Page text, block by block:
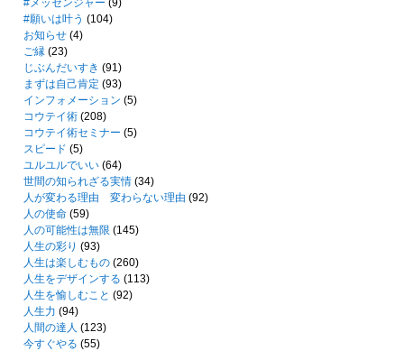
#願いは叶う (104)
お知らせ (4)
ご縁 (23)
じぶんだいすき (91)
まずは自己肯定 (93)
インフォメーション (5)
コウテイ術 (208)
コウテイ術セミナー (5)
スピード (5)
ユルユルでいい (64)
世間の知られざる実情 (34)
人が変わる理由 変わらない理由 (92)
人の使命 (59)
人の可能性は無限 (145)
人生の彩り (93)
人生は楽しむもの (260)
人生をデザインする (113)
人生を愉しむこと (92)
人生力 (94)
人間の達人 (123)
今すぐやる (55)